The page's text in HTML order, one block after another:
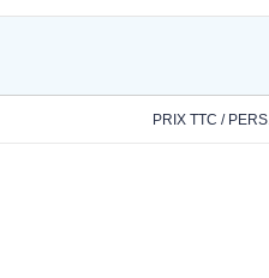
PRIX TTC / PERS.